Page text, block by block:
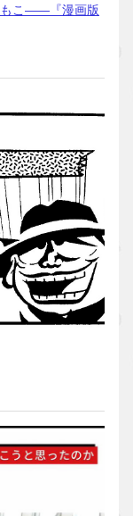
もこ――『漫画版